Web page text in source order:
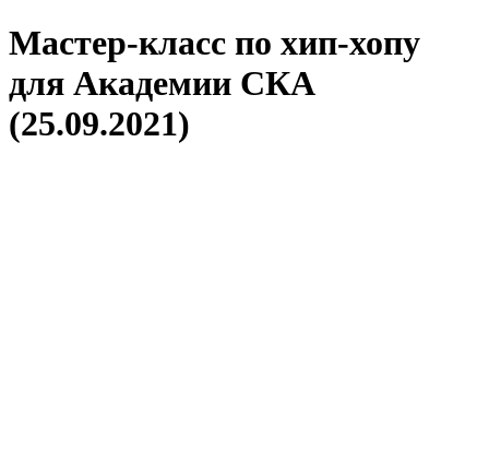
Мастер-класс по хип-хопу
для Академии СКА
(25.09.2021)